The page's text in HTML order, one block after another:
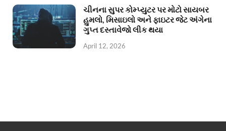
ચીનના સુપર કોમ્પ્યુટર પર મોટો સાયબર
હુમલો, મિસાઇલો અને ફાઇટર જેટ અંગેના
ગુપ્ત દસ્તાવેજો લીક થયા
April 12, 2026